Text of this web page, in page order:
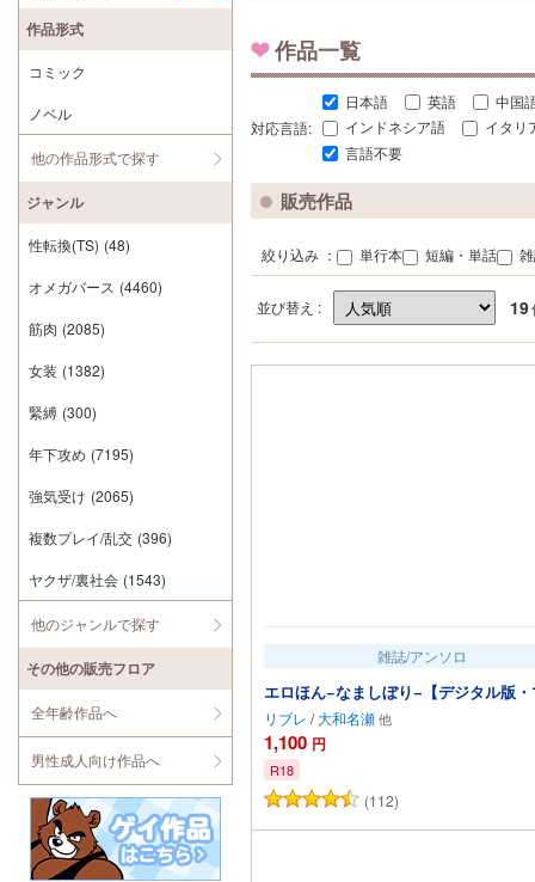
作品一覧
対応言語:
日本語 英語
中国
インドネシア語
イタリ
言語不要
販売作品
絞り込み ： 単行本 短編・単話
並び替え : 19
雑誌/アンソロ
エロほん−なましぼり−【デジタル版
リブレ /大和名瀬
1,100 円
R18
(112)カートに追加
作品形式
コミック
ノベル
他の作品形式で探す
ジャンル
性転換(TS) (48)
オメガバース (4460)
筋肉 (2085)
女装 (1382)
緊縛 (300)
年下攻め (7195)
強気受け (2065)
複数プレイ/乱交 (396)
ヤクザ/裏社会 (1543)
他のジャンルで探す
その他の販売フロア
全年齢作品へ
男性成人向け作品へ